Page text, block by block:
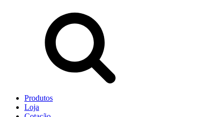
Produtos
Loja